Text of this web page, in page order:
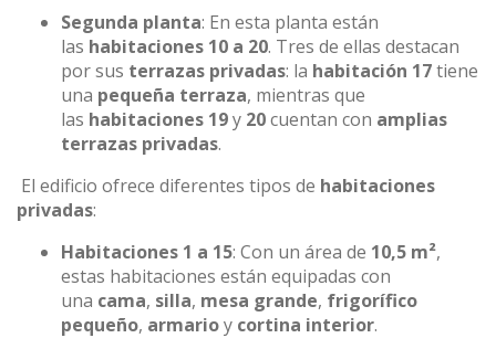
Segunda planta: En esta planta están
las habitaciones 10 a 20. Tres de ellas destacan
por sus terrazas privadas: la habitación 17tiene
una pequeña terraza, mientras que
las habitaciones 19y 20cuentan con amplias
terrazas privadas.
El edificio ofrece diferentes tipos de habitaciones
privadas:
Habitaciones 1 a 15: Con un área de 10,5 m²,
estas habitaciones están equipadas con
una cama, silla, mesa grande, frigorífico
pequeño, armarioy cortina interior.